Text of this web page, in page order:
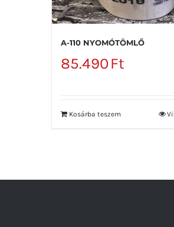
A-110 NYOMÓTÖMLŐ
85.490Ft
Kosárba teszem